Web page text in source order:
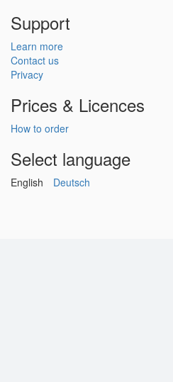
Support
Learn more
Contact us
Privacy
Prices & Licences
How to order
Select language
English Deutsch